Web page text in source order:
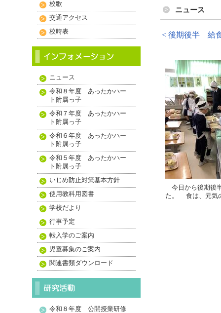
ニュース
< 後期後半 給
今日から後期後
た。 食は、元気
校歌
交通アクセス
校時表
ニュース
令和８年度 あったかハー
ト附属っ子
令和７年度 あったかハー
ト附属っ子
令和６年度 あったかハー
ト附属っ子
令和５年度 あったかハー
ト附属っ子
いじめ防止対策基本方針
使用教科用図書
学校だより
行事予定
転入学のご案内
児童募集のご案内
関連書類ダウンロード
令和８年度 公開授業研修